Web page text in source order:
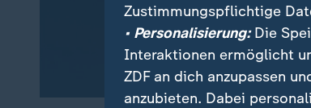
Zustimmungspflichtige
• Personalisierung:Die
Interaktionen ermöglicht
ZDF an dich anzupassen
anzubieten. Dabei